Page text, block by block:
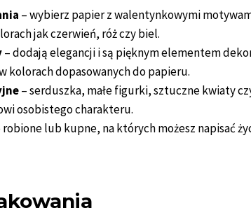
– wybierz papier z walentynkowymi
jak czerwień, róż czy biel.
– dodają elegancji i są pięknym elementem
kolorach dopasowanych do papieru.
– serduszka, małe figurki, sztuczne kwiaty
osobistego charakteru.
robione lub kupne, na których możesz napisać